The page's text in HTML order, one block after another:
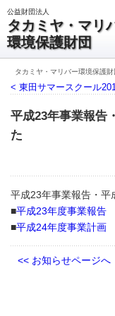
公益財団法人
タカミヤ・マリ
環境保護財団
タカミヤ・マリバー環境保護財
< 東田サマースクール
平成23年事業報告
た
平成23年事業報告・平
■平成23年度事業報告
■平成24年度事業計画
<< お知らせページへ